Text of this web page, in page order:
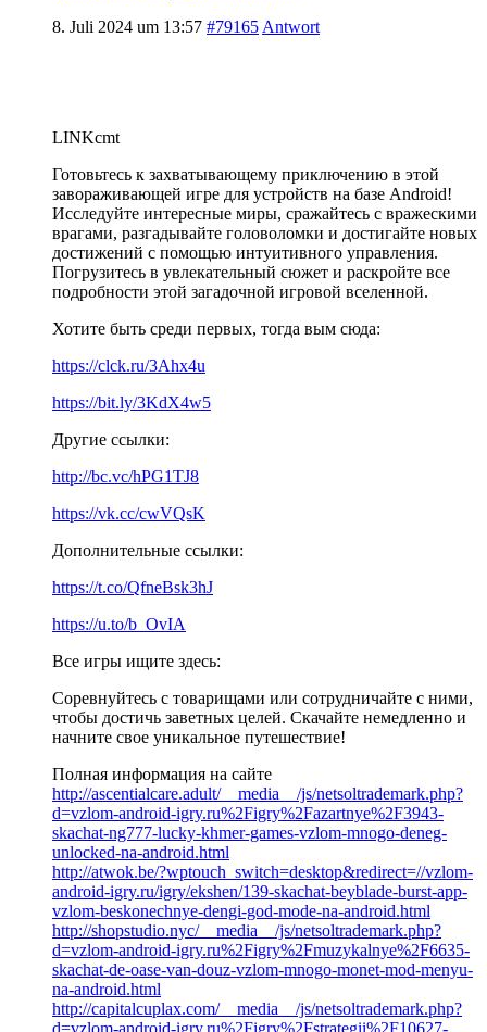
8. Juli 2024 um 13:57 #79165 Antwort
LINKcmt
Готовьтесь к захватывающему приключению в этой
завораживающей игре для устройств на базе Android!
Исследуйте интересные миры, сражайтесь с вражескими
врагами, разгадывайте головоломки и достигайте новых
достижений с помощью интуитивного управления.
Погрузитесь в увлекательный сюжет и раскройте все
подробности этой загадочной игровой вселенной.
Хотите быть среди первых, тогда вым сюда:
https://clck.ru/3Ahx4u
https://bit.ly/3KdX4w5
Другие ссылки:
http://bc.vc/hPG1TJ8
https://vk.cc/cwVQsK
Дополнительные ссылки:
https://t.co/QfneBsk3hJ
https://u.to/b_OvIA
Все игры ищите здесь:
Соревнуйтесь с товарищами или сотрудничайте с ними,
чтобы достичь заветных целей. Скачайте немедленно и
начните свое уникальное путешествие!
Полная информация на сайте
http://ascentialcare.adult/__media__/js/netsoltrademark.php?
d=vzlom-android-igry.ru%2Figry%2Fazartnye%2F3943-
skachat-ng777-lucky-khmer-games-vzlom-mnogo-deneg-
unlocked-na-android.html
http://atwok.be/?wptouch_switch=desktop&redirect=//vzlom-
android-igry.ru/igry/ekshen/139-skachat-beyblade-burst-app-
vzlom-beskonechnye-dengi-god-mode-na-android.html
http://shopstudio.nyc/__media__/js/netsoltrademark.php?
d=vzlom-android-igry.ru%2Figry%2Fmuzykalnye%2F6635-
skachat-de-oase-van-douz-vzlom-mnogo-monet-mod-menyu-
na-android.html
http://capitalcuplax.com/__media__/js/netsoltrademark.php?
d=vzlom-android-igry.ru%2Figry%2Fstrategii%2F10627-